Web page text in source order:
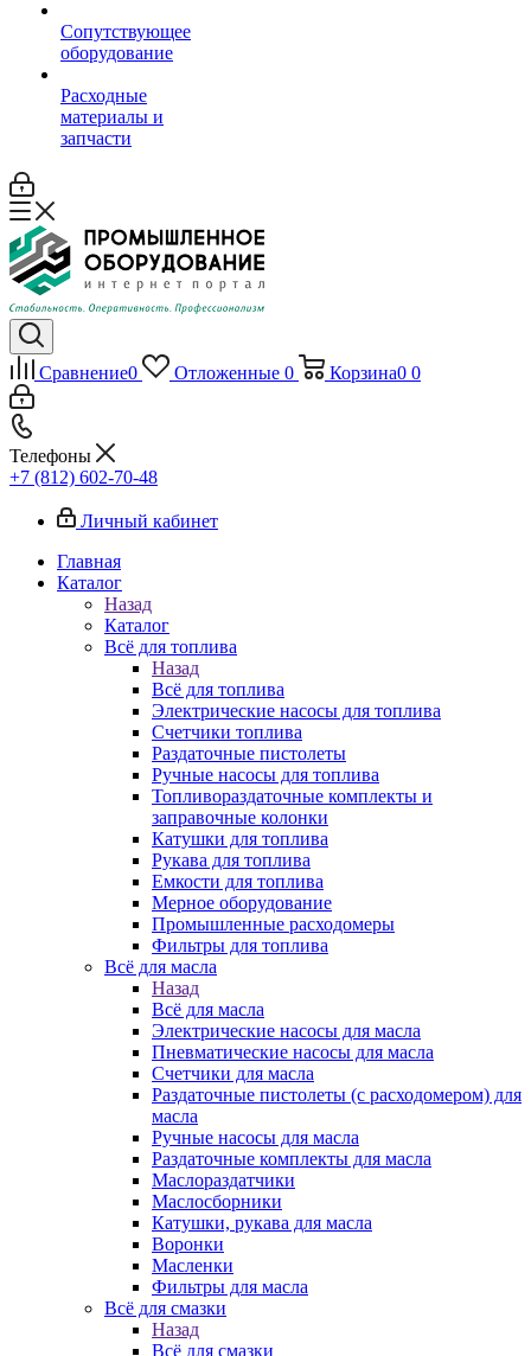
Сопутствующее
оборудование
Расходные
материалы и
запчасти
Сравнение0 Отложенные 0 Корзина0 0
Телефоны
+7 (812) 602-70-48
Личный кабинет
Главная
Каталог
Назад
Каталог
Всё для топлива
Назад
Всё для топлива
Электрические насосы для топлива
Счетчики топлива
Раздаточные пистолеты
Ручные насосы для топлива
Топливораздаточные комплекты и
заправочные колонки
Катушки для топлива
Рукава для топлива
Емкости для топлива
Мерное оборудование
Промышленные расходомеры
Фильтры для топлива
Всё для масла
Назад
Всё для масла
Электрические насосы для масла
Пневматические насосы для масла
Счетчики для масла
Раздаточные пистолеты (с расходомером) для
масла
Ручные насосы для масла
Раздаточные комплекты для масла
Маслораздатчики
Маслосборники
Катушки, рукава для масла
Воронки
Масленки
Фильтры для масла
Всё для смазки
Назад
Всё для смазки